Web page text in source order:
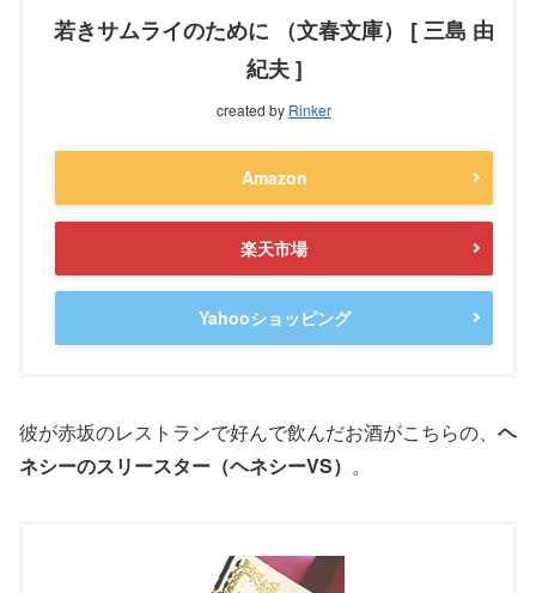
若きサムライのために （文春文庫） [ 三島 由
紀夫 ]
created by Rinker
Amazon
楽天市場
Yahooショッピング
彼が赤坂のレストランで好んで飲んだお酒がこちらの、 ヘ
ネシーのスリースター（ヘネシーVS） 。